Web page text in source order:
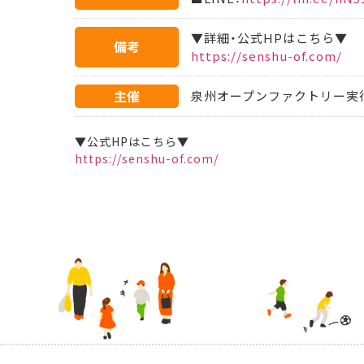
備考
▼詳細・公式HPはこちら▼
https://senshu-of.com/
主催 泉州オープンファクトリー実
▼公式HPはこちら▼
https://senshu-of.com/